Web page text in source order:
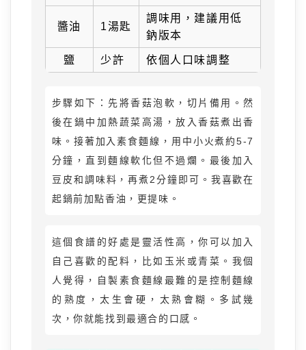
醬油 1湯匙
調味用，建議用低
鈉版本
鹽 少許 依個人口味調整
步驟如下：先將香菇泡軟，切片備用。然
後在鍋中加熱蔬菜高湯，放入香菇煮出香
味。接著加入素食麵線，用中小火煮約5-7
分鐘，直到麵線軟化但不過爛。最後加入
豆皮和調味料，再煮2分鐘即可。我喜歡在
起鍋前加點香油，更提味。
這個食譜的好處是靈活性高，你可以加入
自己喜歡的配料，比如玉米或青菜。我個
人覺得，自製素食麵線最難的是控制麵線
的熟度，太生會硬，太熟會糊。多試幾
次，你就能找到最適合的口感。